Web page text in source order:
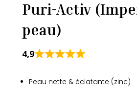
Puri-Activ
peau)
4,9
Peau nette & éclatante (zinc)